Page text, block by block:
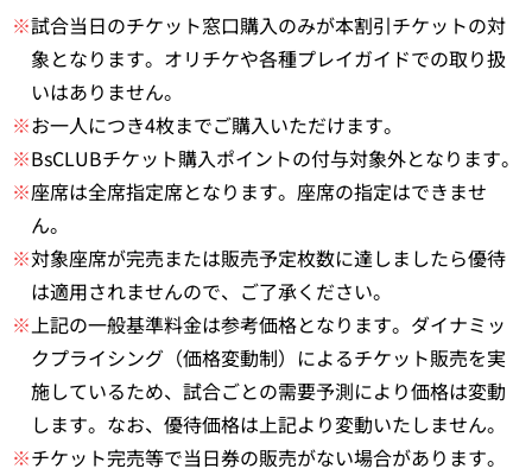
※試合当日のチケット窓口購入のみが本割引チケットの対
象となります。オリチケや各種プレイガイドでの取り扱
いはありません。
※お一人につき4枚までご購入いただけます。
※BsCLUBチケット購入ポイントの付与対象外となります。
※座席は全席指定席となります。座席の指定はできませ
ん。
※対象座席が完売または販売予定枚数に達しましたら優待
は適用されませんので、ご了承ください。
※上記の一般基準料金は参考価格となります。ダイナミッ
クプライシング（価格変動制）によるチケット販売を実
施しているため、試合ごとの需要予測により価格は変動
します。なお、優待価格は上記より変動いたしません。
※チケット完売等で当日券の販売がない場合があります。